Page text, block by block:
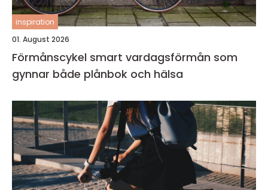
inspiration
01. August 2026
Förmånscykel smart vardagsförmån som
gynnar både plånbok och hälsa